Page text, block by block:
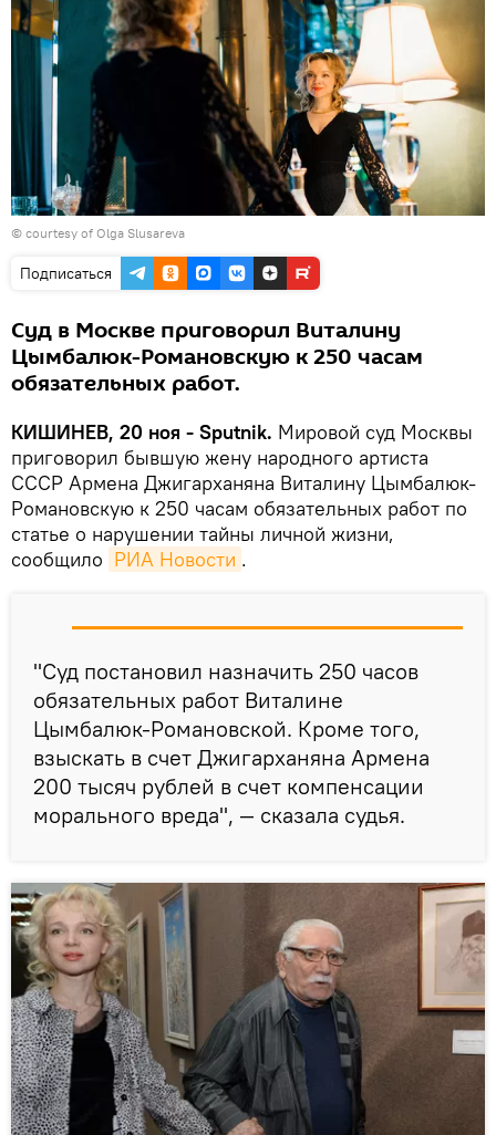
© courtesy of Olga Slusareva
Подписаться
Суд в Москве приговорил Виталину
Цымбалюк-Романовскую к 250 часам
обязательных работ.
КИШИНЕВ, 20 ноя - Sputnik. Мировой суд Москвы
приговорил бывшую жену народного артиста
СССР Армена Джигарханяна Виталину Цымбалюк-
Романовскую к 250 часам обязательных работ по
статье о нарушении тайны личной жизни,
сообщило РИА Новости .
"Суд постановил назначить 250 часов
обязательных работ Виталине
Цымбалюк-Романовской. Кроме того,
взыскать в счет Джигарханяна Армена
200 тысяч рублей в счет компенсации
морального вреда", — сказала судья.